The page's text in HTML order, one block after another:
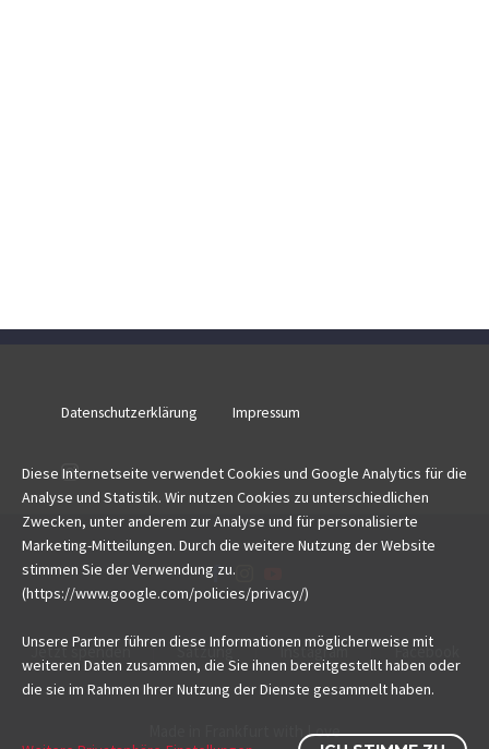
Datenschutzerklärung Impressum
Jetzt spenden Satzung Instagram Facebook
Made in Frankfurt with Love
Diese Internetseite verwendet Cookies und Google Analytics für die
Analyse und Statistik. Wir nutzen Cookies zu unterschiedlichen
Zwecken, unter anderem zur Analyse und für personalisierte
Marketing-Mitteilungen. Durch die weitere Nutzung der Website
stimmen Sie der Verwendung zu.
(https://www.google.com/policies/privacy/)
Unsere Partner führen diese Informationen möglicherweise mit
weiteren Daten zusammen, die Sie ihnen bereitgestellt haben oder
die sie im Rahmen Ihrer Nutzung der Dienste gesammelt haben.